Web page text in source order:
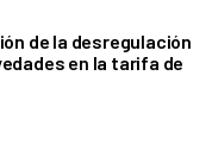
de la desregulación
en la tarifa de